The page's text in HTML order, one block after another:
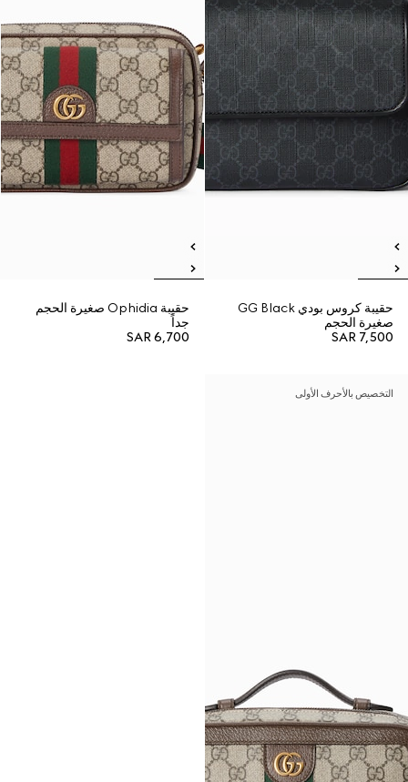
حقيبة كروس بودي GG Black
صغيرة الحجم
SAR 7,500
حقيبة Ophidia صغيرة الحجم
جداً
SAR 6,700
التخصيص بالأحرف الأولى